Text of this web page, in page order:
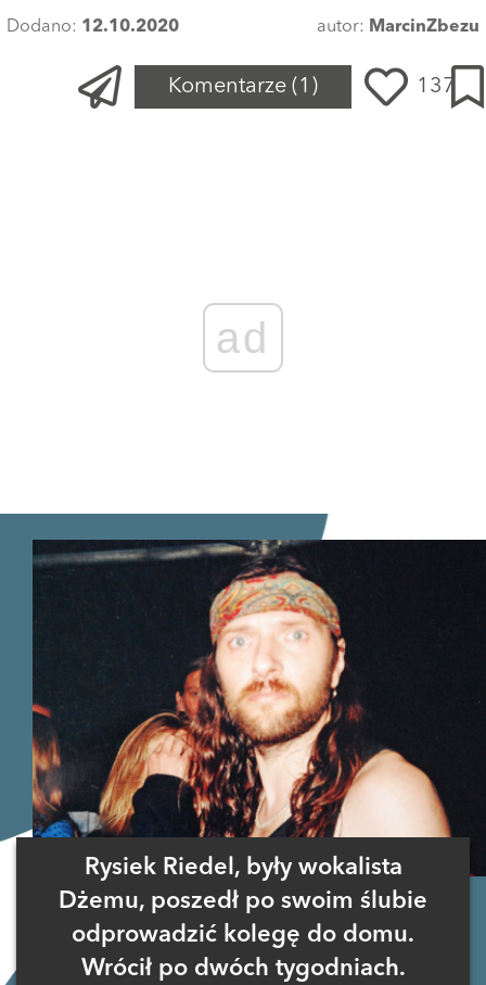
Dodano: 12.10.2020 autor: MarcinZbezu
Komentarze (1) 137
ad
Rysiek Riedel, były wokalista
Dżemu, poszedł po swoim ślubie
odprowadzić kolegę do domu.
Wrócił po dwóch tygodniach.